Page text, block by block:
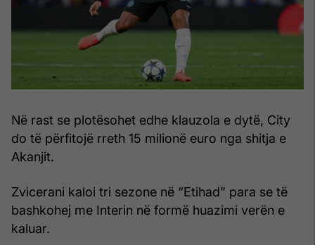
Në rast se plotësohet edhe klauzola e dytë, City
do të përfitojë rreth 15 milionë euro nga shitja e
Akanjit.
Zvicerani kaloi tri sezone në “Etihad” para se të
bashkohej me Interin në formë huazimi verën e
kaluar.